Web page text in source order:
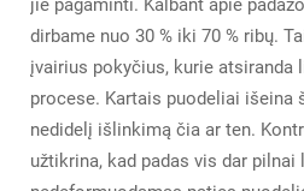
jie pagaminti. Kalbant apie
dirbame nuo 30 % iki 70 % ribų.
įvairius pokyčius, kurie atsiranda
procese. Kartais puodeliai išeina
nedidelį išlinkimą čia ar ten.
užtikrina, kad padas vis dar pilnai